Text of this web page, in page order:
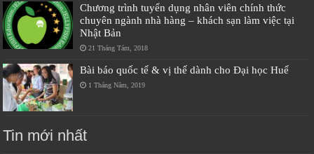
Chương trình tuyển dụng nhân viên chính thức
chuyên ngành nhà hàng – khách sạn làm việc tại
Nhật Bản
21 Tháng Tám, 2018
Bài báo quốc tế & vị thế dành cho Đại học Huế
1 Tháng Năm, 2019
Tin mới nhất